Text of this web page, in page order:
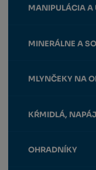
MANIPULÁCIA A
MINERÁLNE A
MLYNČEKY NA
KŔMIDLÁ,
OHRADNÍKY